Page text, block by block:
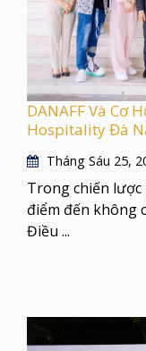
DANAFF Và Cơ
Hospitality Đà
Tháng Sáu 25,
Trong chiến
điểm đến không
Điều ...